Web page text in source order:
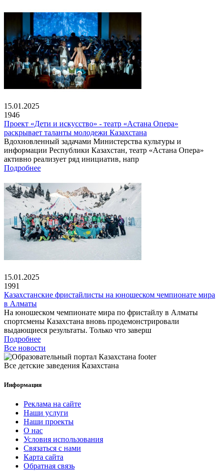
15.01.2025
1946
Проект «Дети и искусство» - театр «Астана Опера»
раскрывает таланты молодежи Казахстана
Вдохновленный задачами Министерства культуры и
информации Республики Казахстан, театр «Астана Опера»
активно реализует ряд инициатив, напр
Подробнее
15.01.2025
1991
Казахстанские фристайлисты на юношеском чемпионате мира
в Алматы
На юношеском чемпионате мира по фристайлу в Алматы
спортсмены Казахстана вновь продемонстрировали
выдающиеся результаты. Только что заверш
Подробнее
Все новости
Все детские заведения Казахстана
Информация
Реклама на сайте
Наши услуги
Наши проекты
О нас
Условия использования
Связаться с нами
Карта сайта
Обратная связь